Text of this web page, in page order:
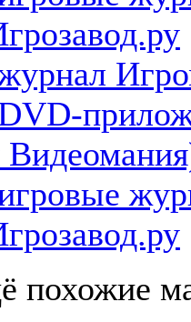
похожие